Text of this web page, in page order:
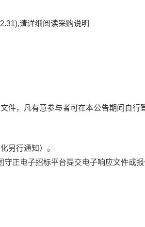
请详细阅读采购说明
件，凡有意参与者可在本公告期间自行
另行通知）。
守正电子招标平台提交电子响应文件或